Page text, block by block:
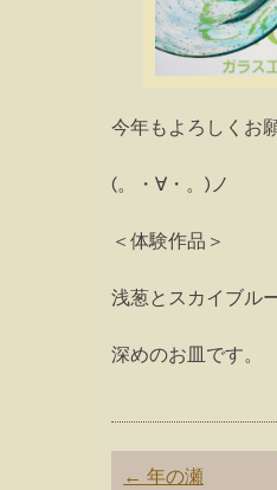
今年もよろしくお
(。・∀・。)ノ
＜体験作品＞
浅葱とスカイブル
深めのお皿です。
Post
← 年の瀬